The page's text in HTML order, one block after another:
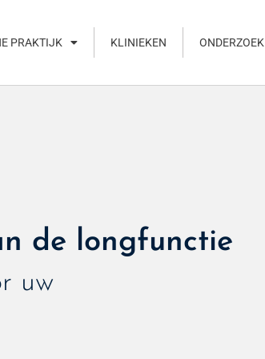
PRAKTIJK KLINIEKEN ONDERZOEK
de longfunctie
uw